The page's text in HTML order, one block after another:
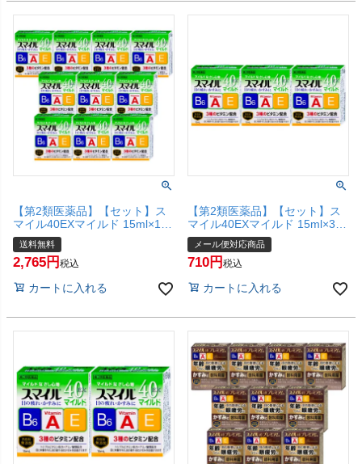
【第2類医薬品】【セット】ス
マイル40EXマイルド 15ml×10
個【ライオン株式会社】【目薬/
目の疲れ/目のかすみ/充血/かゆ
み】【宅配便送料無料】
送料無料
2,765 税込
カートに入れる
【第2類医薬品】【セット】ス
マイル40EXマイルド 15ml×3個
【ライオン株式会社】【目薬/目
の疲れ/目のかすみ/充血/かゆ
み】【メール便対応商品】
メール便対応商品
710 税込
カートに入れる